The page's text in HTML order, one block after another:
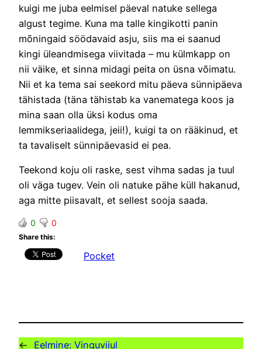
kuigi me juba eelmisel päeval natuke sellega
algust tegime. Kuna ma talle kingikotti panin
mõningaid söödavaid asju, siis ma ei saanud
kingi üleandmisega viivitada – mu külmkapp on
nii väike, et sinna midagi peita on üsna võimatu.
Nii et ka tema sai seekord mitu päeva sünnipäeva
tähistada (täna tähistab ka vanematega koos ja
mina saan olla üksi kodus oma
lemmikseriaalidega, jeii!), kuigi ta on rääkinud, et
ta tavaliselt sünnipäevasid ei pea.
Teekond koju oli raske, sest vihma sadas ja tuul
oli väga tugev. Vein oli natuke pähe küll hakanud,
aga mitte piisavalt, et sellest sooja saada.
0 0
Share this:
Pocket
← Eelmine: Vinguviiul